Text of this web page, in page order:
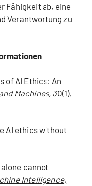
Fähigkeit ab, eine
Verantwortung zu
of AI Ethics: An
Machines, 30(1),
AI ethics without
cannot
Intelligence,